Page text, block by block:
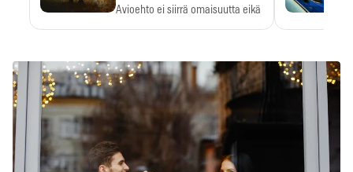
Avioehto ei siirrä omaisuutta eikä